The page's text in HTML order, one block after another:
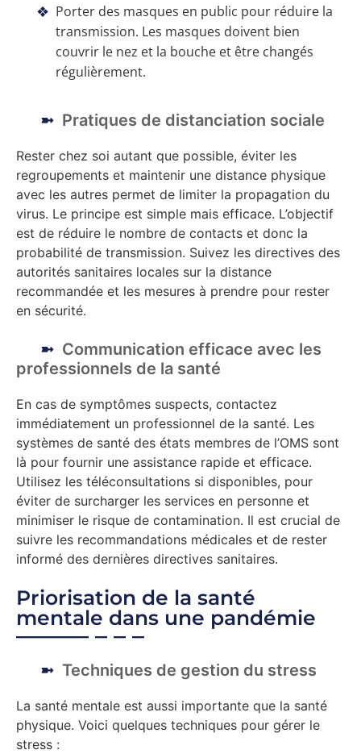
Porter des masques en public pour réduire la
transmission. Les masques doivent bien
couvrir le nez et la bouche et être changés
régulièrement.
Pratiques de distanciation sociale
Rester chez soi autant que possible, éviter les
regroupements et maintenir une distance physique
avec les autres permet de limiter la propagation du
virus. Le principe est simple mais efficace. L’objectif
est de réduire le nombre de contacts et donc la
probabilité de transmission. Suivez les directives des
autorités sanitaires locales sur la distance
recommandée et les mesures à prendre pour rester
en sécurité.
Communication efficace avec les
professionnels de la santé
En cas de symptômes suspects, contactez
immédiatement un professionnel de la santé. Les
systèmes de santé des états membres de l’OMS sont
là pour fournir une assistance rapide et efficace.
Utilisez les téléconsultations si disponibles, pour
éviter de surcharger les services en personne et
minimiser le risque de contamination. Il est crucial de
suivre les recommandations médicales et de rester
informé des dernières directives sanitaires.
Priorisation de la santé
mentale dans une pandémie
Techniques de gestion du stress
La santé mentale est aussi importante que la santé
physique. Voici quelques techniques pour gérer le
stress :